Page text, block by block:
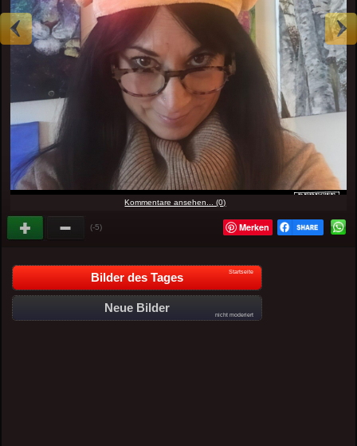
Kommentare ansehen... (0)
(-5) Merken
Bilder des Tages Startseite
Neue Bilder
nicht moderiert